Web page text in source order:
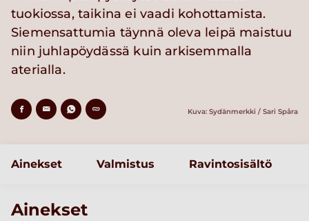
tuokiossa, taikina ei vaadi kohottamista.
Siemensattumia täynnä oleva leipä maistuu
niin juhlapöydässä kuin arkisemmalla
aterialla.
Kuva: Sydänmerkki / Sari Spåra
Ainekset Valmistus Ravintosisältö
Ainekset